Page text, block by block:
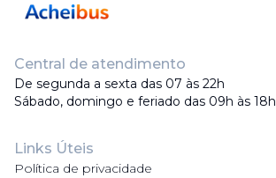
Central de atendimento
De segunda a sexta das 07 às 22h
Sábado, domingo e feriado das 09h às 18h
Links Úteis
Política de privacidade